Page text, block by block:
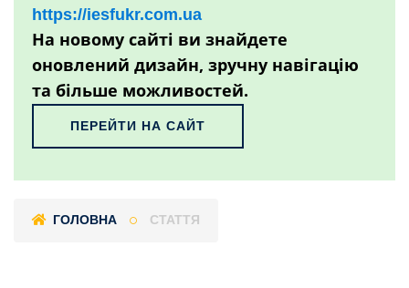
https://iesfukr.com.ua
На новому сайті ви знайдете
оновлений дизайн, зручну навігацію
та більше можливостей.
ПЕРЕЙТИ НА САЙТ
ГОЛОВНА СТАТТЯ